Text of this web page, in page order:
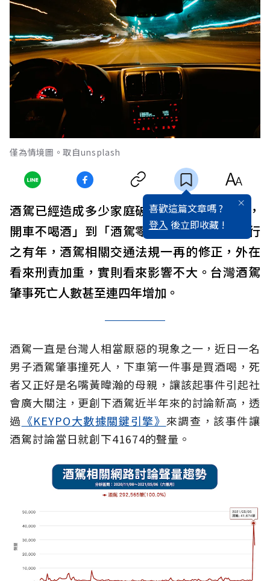
僅為情境圖。取自unsplash
喜歡這篇文章嗎 ?
登入 後立即收藏 !
酒駕已經造成多少家庭破碎！「酒後不開車，
開車不喝酒」到「酒駕零容忍」的宣導已經行
之有年，酒駕相關交通法規一再的修正，外在
看來刑責加重，實則看來影響不大。台灣酒駕
肇事死亡人數甚至連四年增加。
酒駕一直是台灣人相當厭惡的現象之一，近日一名
男子酒駕肇事撞死人，下車第一件事是買酒喝，死
者又正好是名嘴黃暐瀚的母親，讓該起事件引起社
會廣大關注，更創下酒駕近半年來的討論新高，透
過 《KEYPO大數據關鍵引擎》 來調查，該事件讓
酒駕討論當日就創下41674的聲量。